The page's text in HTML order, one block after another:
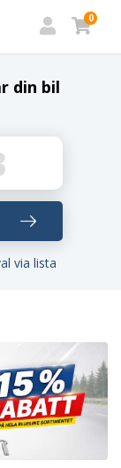
0
din bil
via lista